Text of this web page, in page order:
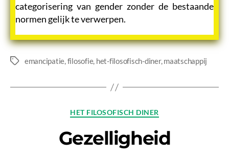
categorisering van gender zonder de bestaande
normen gelijk te verwerpen.
Tags emancipatie,filosofie, het-filosofisch-diner,maatschappij
Categories
HET FILOSOFISCH DINER
Gezelligheid